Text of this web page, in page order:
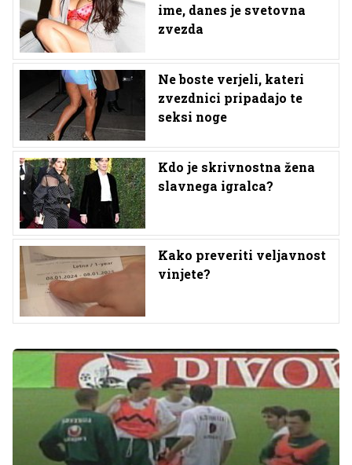
ime, danes je svetovna
zvezda
Ne boste verjeli, kateri
zvezdnici pripadajo te
seksi noge
Kdo je skrivnostna žena
slavnega igralca?
Kako preveriti veljavnost
vinjete?